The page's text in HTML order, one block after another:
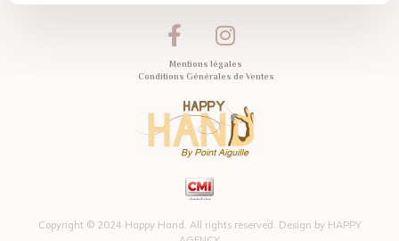
Mentions légales
Conditions Générales de Ventes
Copyright © 2024 Happy Hand. All rights reserved. Design by HAPPY